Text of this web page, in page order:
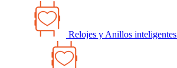
Relojes y Anillos inteligentes